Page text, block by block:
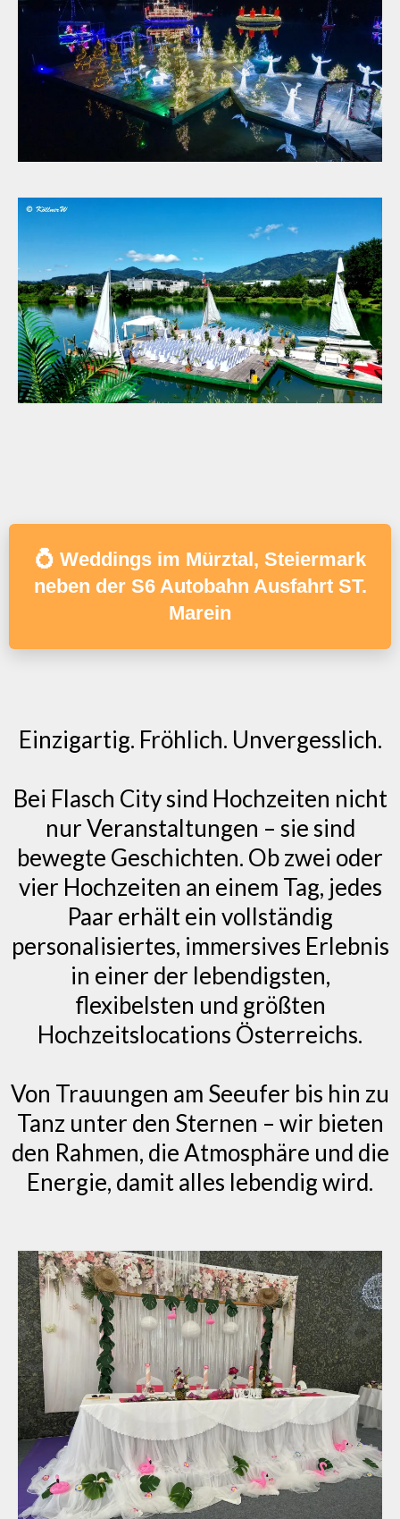
💍 Weddings im Mürztal, Steiermark
neben der S6 Autobahn Ausfahrt ST.
Marein
Einzigartig. Fröhlich. Unvergesslich.
Bei Flasch City sind Hochzeiten nicht
nur Veranstaltungen – sie sind
bewegte Geschichten. Ob zwei oder
vier Hochzeiten an einem Tag, jedes
Paar erhält ein vollständig
personalisiertes, immersives Erlebnis
in einer der lebendigsten,
flexibelsten und größten
Hochzeitslocations Österreichs.
Von Trauungen am Seeufer bis hin zu
Tanz unter den Sternen – wir bieten
den Rahmen, die Atmosphäre und die
Energie, damit alles lebendig wird.